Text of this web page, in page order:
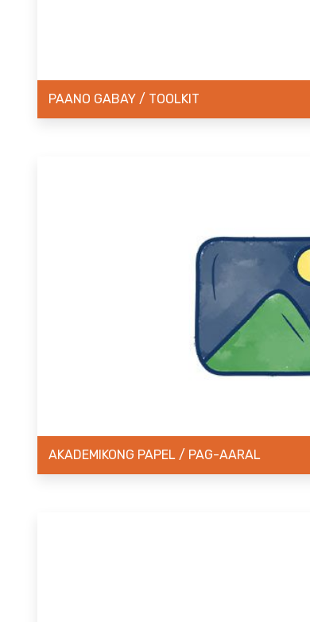
PAANO GABAY / TOOLKIT
AKADEMIKONG PAPEL / PAG-AARAL